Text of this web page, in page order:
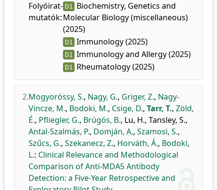
Folyóirat-
mutatók:
D1
Biochemistry, Genetics and
Molecular Biology (miscellaneous)
(2025)
D1 Immunology (2025)
D1 Immunology and Allergy (2025)
D1 Rheumatology (2025)
2.Mogyoróssy, S., Nagy, G., Griger, Z., Nagy-
Vincze, M., Bodoki, M., Csige, D., Tarr, T., Zöld,
É., Pfliegler, G., Brúgós, B., Lu, H., Tansley, S.,
Antal-Szalmás, P., Domján, A., Szamosi, S.,
Szűcs, G., Szekanecz, Z., Horváth, Á., Bodoki,
L.: Clinical Relevance and Methodological
Comparison of Anti-MDA5 Antibody
Detection: a Five-Year Retrospective and